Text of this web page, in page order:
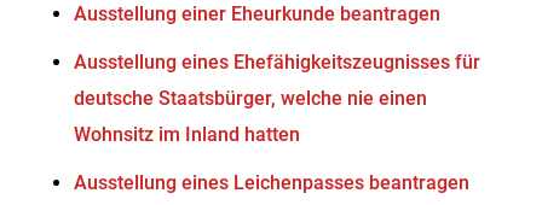
Ausstellung einer Eheurkunde beantragen
Ausstellung eines Ehefähigkeitszeugnisses für
deutsche Staatsbürger, welche nie einen
Wohnsitz im Inland hatten
Ausstellung eines Leichenpasses beantragen